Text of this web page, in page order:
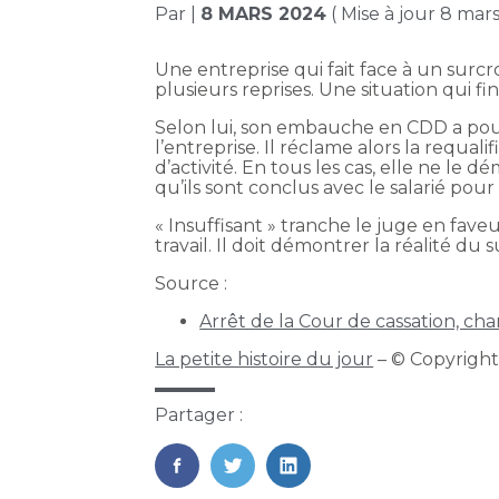
Par 8 MARS 2024 ( Mise à jour 8
Une entreprise qui fait face à un
plusieurs reprises. Une situation qui
Selon lui, son embauche en CDD a
l’entreprise. Il réclame alors la
d’activité. En tous les cas, elle ne le
qu’ils sont conclus avec le salarié
« Insuffisant » tranche le juge en
travail. Il doit démontrer la réalité du
Source :
Arrêt de la Cour de cassation,
La petite histoire du jour – ©
Partager :
FaceBook
TwitterLinkedIn